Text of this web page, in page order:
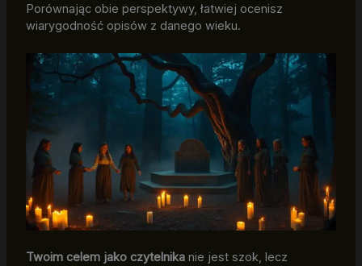
Porównając obie perspektywy, łatwiej ocenisz
wiarygodność opisów z danego wieku.
Twoim celem jako czytelnikanie jest szok, lecz